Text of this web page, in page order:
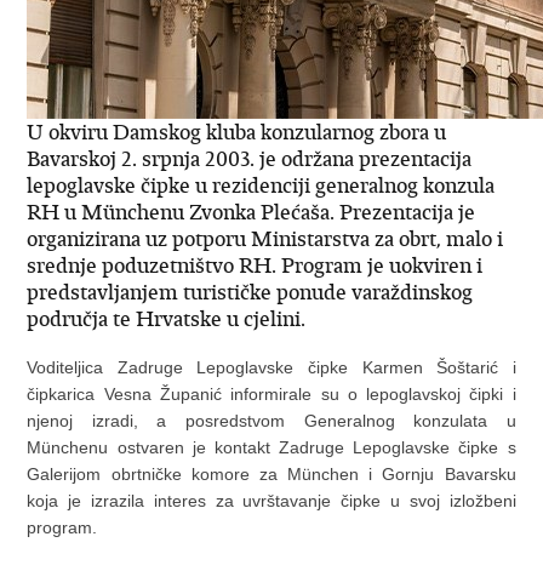
U okviru Damskog kluba konzularnog zbora u
Bavarskoj 2. srpnja 2003. je održana prezentacija
lepoglavske čipke u rezidenciji generalnog konzula
RH u Münchenu Zvonka Plećaša. Prezentacija je
organizirana uz potporu Ministarstva za obrt, malo i
srednje poduzetništvo RH. Program je uokviren i
predstavljanjem turističke ponude varaždinskog
područja te Hrvatske u cjelini.
Voditeljica Zadruge Lepoglavske čipke Karmen Šoštarić i
čipkarica Vesna Županić informirale su o lepoglavskoj čipki i
njenoj izradi, a posredstvom Generalnog konzulata u
Münchenu ostvaren je kontakt Zadruge Lepoglavske čipke s
Galerijom obrtničke komore za München i Gornju Bavarsku
koja je izrazila interes za uvrštavanje čipke u svoj izložbeni
program.